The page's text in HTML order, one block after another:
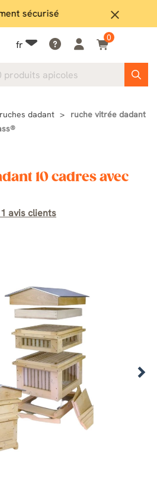
close
sécurisé
fr
0
dadant
ruche vitrée dadant
10 cadres avec
avis clients